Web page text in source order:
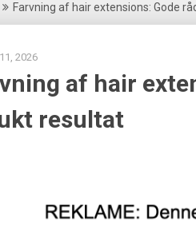
Farvning af hair extensions: Gode
2026
af hair
resultat